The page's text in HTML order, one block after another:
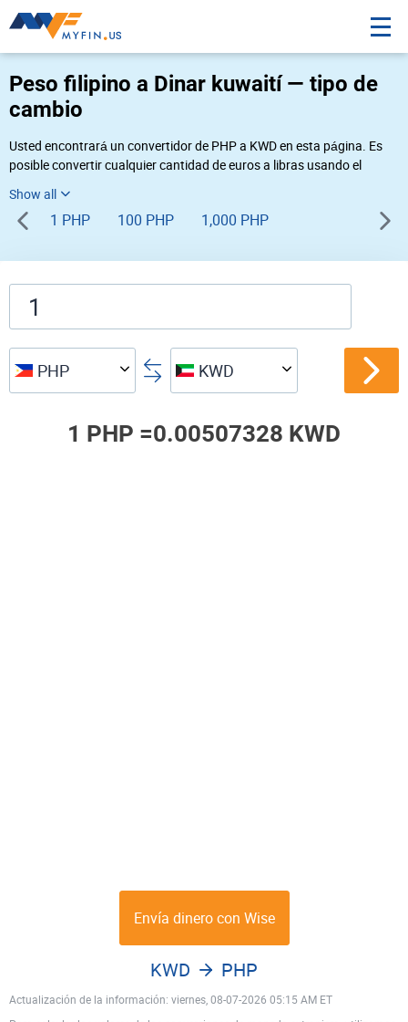
Peso filipino a Dinar kuwaití — tipo de
cambio
Usted encontrará un convertidor de PHP a KWD en esta página. Es
posible convertir cualquier cantidad de euros a libras usando el
usted necesita una conversión inversa, vaya al convertidor de pares
deKWD PHP.
1 PHP 100 PHP 1,000 PHP
PHP KWD
1 PHP =0.00507328 KWD
Envía dinero con Wise
Actualización de la información: viernes, 08-07-2026 05:15 AM ET
KWD PHP